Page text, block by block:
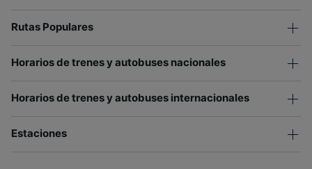
Rutas Populares
Horarios de trenes y autobuses nacionales
Horarios de trenes y autobuses internacionales
Estaciones